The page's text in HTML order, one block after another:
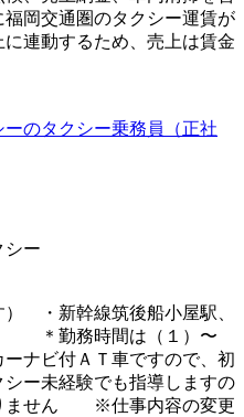
岡交通圏のタクシー運賃が
連動するため、売上は賃金
のタクシー乗務員（正社
ー
） ・新幹線筑後船小屋駅、
＊勤務時間は（１）〜
ビ付ＡＴ車ですので、初
ー未経験でも指導しますの
せん ※仕事内容の変更